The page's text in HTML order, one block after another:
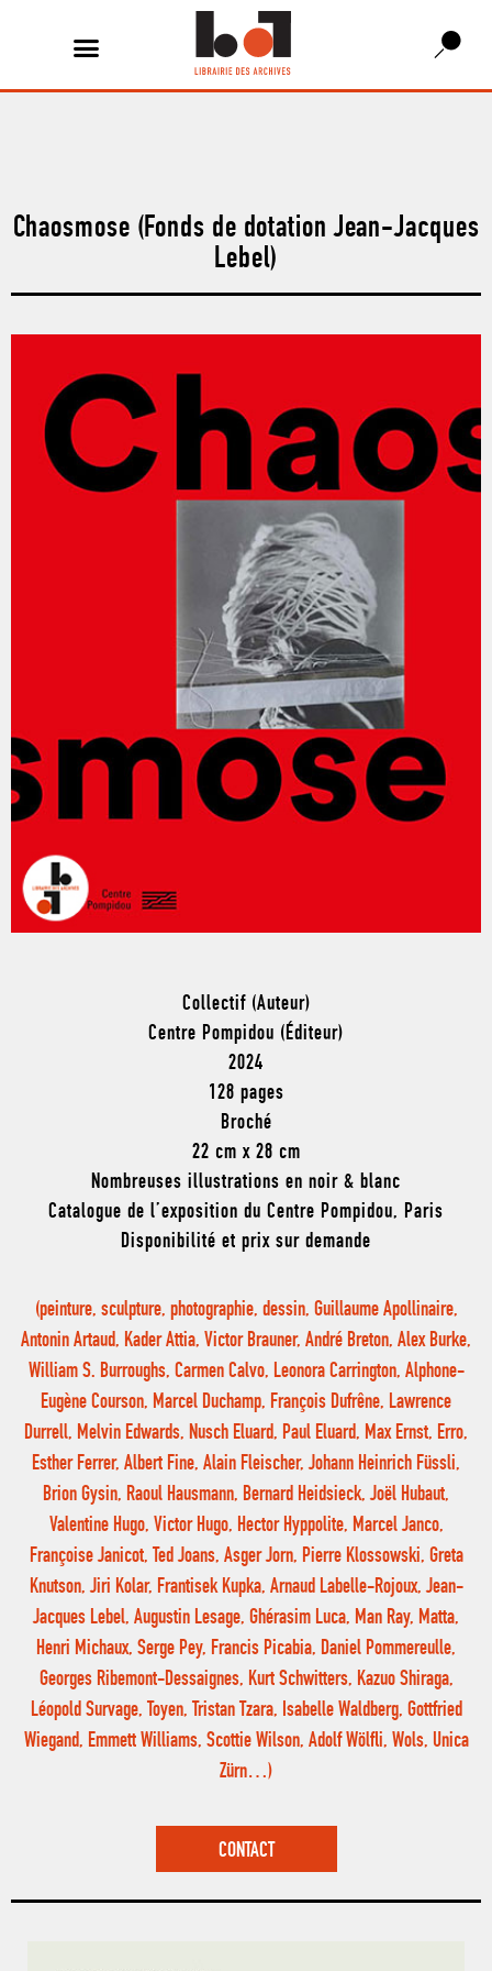
Chaosmose (Fonds de dotation Jean-Jacques
Lebel)
Collectif (Auteur)
Centre Pompidou (Éditeur)
2024
128 pages
Broché
22 cm x 28 cm
Nombreuses illustrations en noir & blanc
Catalogue de l’exposition du Centre Pompidou, Paris
Disponibilité et prix sur demande
(peinture, sculpture, photographie, dessin, Guillaume Apollinaire,
Antonin Artaud, Kader Attia, Victor Brauner, André Breton, Alex Burke,
William S. Burroughs, Carmen Calvo, Leonora Carrington, Alphone-
Eugène Courson, Marcel Duchamp, François Dufrêne, Lawrence
Durrell, Melvin Edwards, Nusch Eluard, Paul Eluard, Max Ernst, Erro,
Esther Ferrer, Albert Fine, Alain Fleischer, Johann Heinrich Füssli,
Brion Gysin, Raoul Hausmann, Bernard Heidsieck, Joël Hubaut,
Valentine Hugo, Victor Hugo, Hector Hyppolite, Marcel Janco,
Françoise Janicot, Ted Joans, Asger Jorn, Pierre Klossowski, Greta
Knutson, Jiri Kolar, Frantisek Kupka, Arnaud Labelle-Rojoux, Jean-
Jacques Lebel, Augustin Lesage, Ghérasim Luca, Man Ray, Matta,
Henri Michaux, Serge Pey, Francis Picabia, Daniel Pommereulle,
Georges Ribemont-Dessaignes, Kurt Schwitters, Kazuo Shiraga,
Léopold Survage, Toyen, Tristan Tzara, Isabelle Waldberg, Gottfried
Wiegand, Emmett Williams, Scottie Wilson, Adolf Wölfli, Wols, Unica
Zürn…)
CONTACT